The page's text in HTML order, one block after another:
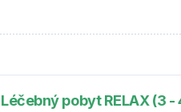
Léčebný pobyt RELAX (3 -